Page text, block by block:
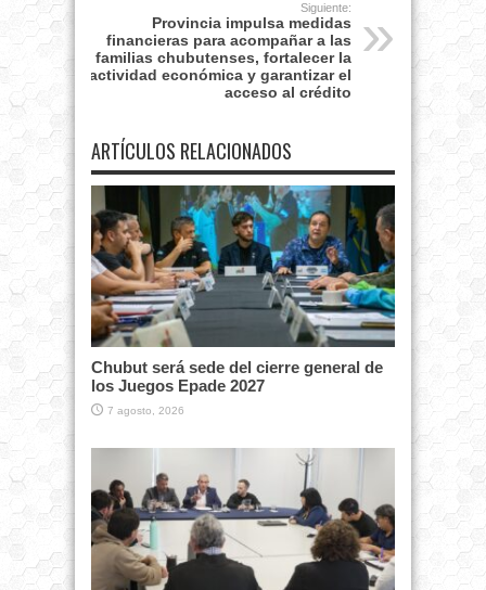
Siguiente:
Provincia impulsa medidas
financieras para acompañar a las
familias chubutenses, fortalecer la
actividad económica y garantizar el
acceso al crédito
ARTÍCULOS RELACIONADOS
Chubut será sede del cierre general de
los Juegos Epade 2027
7 agosto, 2026